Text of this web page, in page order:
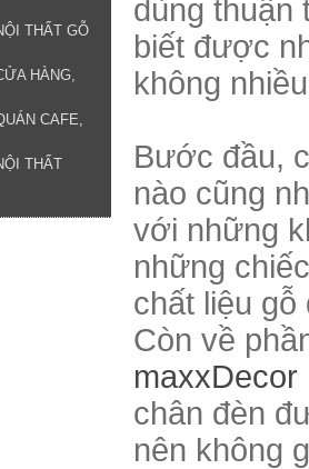
dùng thuận
biết được
không
Bước đầu,
nào cũng
với những
những
chất liệu
Còn về
chân đèn
nên không
THẤT GỖ
HÀNG,
CAFE,
THẤT